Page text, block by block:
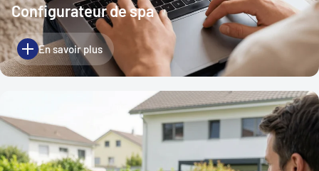
Configurateur de spa
En savoir plus